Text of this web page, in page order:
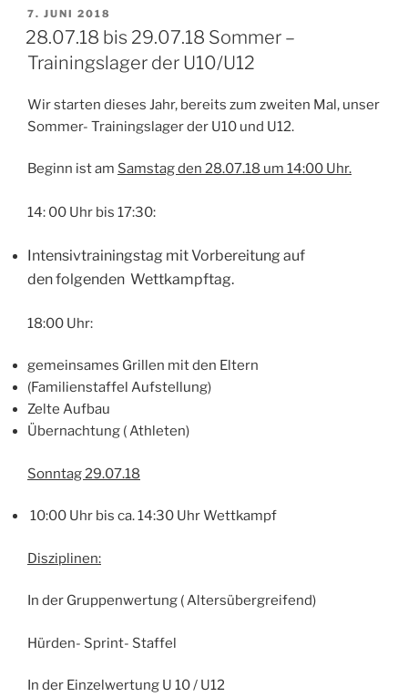
in
Beiertheim“
VERÖFFENTLICHT
AM
7. JUNI 2018
28.07.18 bis 29.07.18 Sommer –
Trainingslager der U10/U12
Wir starten dieses Jahr, bereits zum zweiten Mal, unser
Sommer- Trainingslager der U10 und U12.
Beginn ist am Samstag den 28.07.18 um 14:00 Uhr.
14: 00 Uhr bis 17:30:
Intensivtrainingstag mit Vorbereitung auf
denfolgenden Wettkampftag.
18:00 Uhr:
gemeinsames Grillen mit den Eltern
(Familienstaffel Aufstellung)
Zelte Aufbau
Übernachtung ( Athleten)
Sonntag 29.07.18
10:00 Uhr bis ca. 14:30 Uhr Wettkampf
Disziplinen:
In der Gruppenwertung ( Altersübergreifend)
Hürden- Sprint- Staffel
In der Einzelwertung U 10 / U12